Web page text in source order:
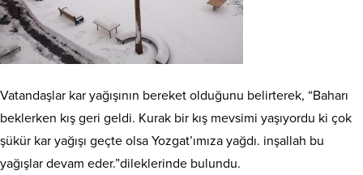
Vatandaşlar kar yağışının bereket olduğunu belirterek, “Baharı
beklerken kış geri geldi. Kurak bir kış mevsimi yaşıyordu ki çok
şükür kar yağışı geçte olsa Yozgat’ımıza yağdı. inşallah bu
yağışlar devam eder.”dileklerinde bulundu.